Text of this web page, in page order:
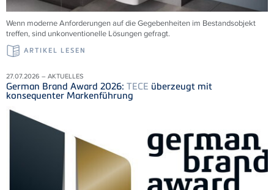
Wenn moderne Anforderungen auf die Gegebenheiten im Bestandsobjekt
treffen, sind unkonventionelle Lösungen gefragt.
ARTIKEL LESEN
27.07.2026 – AKTUELLES
German Brand Award 2026: TECE überzeugt mit
konsequenter Markenführung